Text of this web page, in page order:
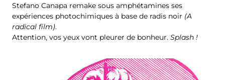
Stefano Canapa remake sous amphétamines ses
expériences photochimiques à base de radis noir (A
radical film).
Attention, vos yeux vont pleurer de bonheur. Splash !